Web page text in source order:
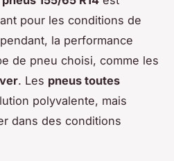
pour les conditions de
la performance
de pneu choisi, comme les
. Les pneus toutes
polyvalente, mais
dans des conditions